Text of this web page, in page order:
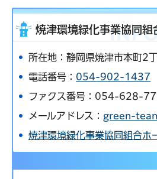
焼津環境緑化事業協同組
所在地：静岡県焼津市本町2
電話番号： 054-902-1437
ファクス番号：054-628-
メールアドレス： green-
焼津環境緑化事業協同組合ホ